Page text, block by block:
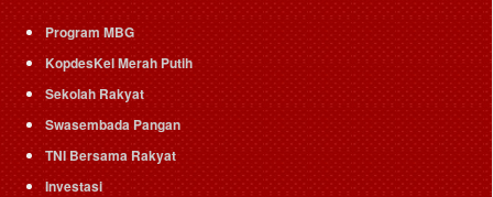
Program MBG
KopdesKel Merah Putih
Sekolah Rakyat
Swasembada Pangan
TNI Bersama Rakyat
Investasi